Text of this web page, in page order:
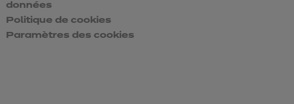
données
Politique de cookies
Paramètres des cookies